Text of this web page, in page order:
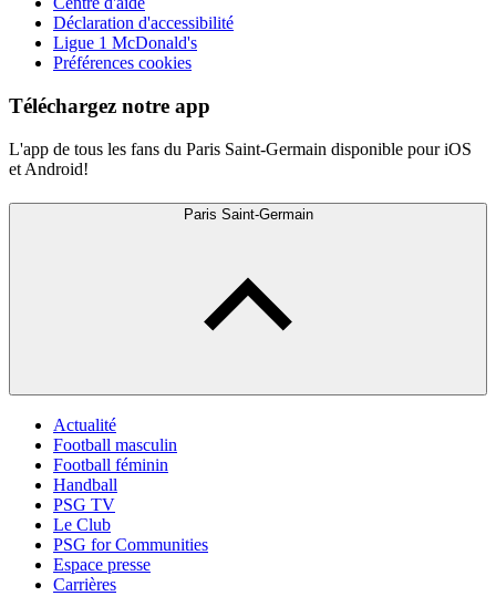
Déclaration d'accessibilité
Ligue 1 McDonald's
Préférences cookies
Téléchargez notre app
L'app de tous les fans du Paris Saint-Germain disponible pour iOS
et Android!
Paris Saint-Germain
Actualité
Football masculin
Football féminin
Handball
PSG TV
Le Club
PSG for Communities
Espace presse
Carrières